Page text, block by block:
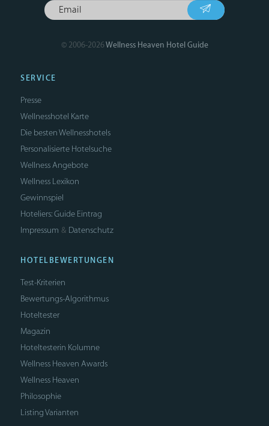
© 2006-2026Wellness Heaven Hotel Guide
SERVICE
Presse
Wellnesshotel Karte
Die besten Wellnesshotels
Personalisierte Hotelsuche
Wellness Angebote
Wellness Lexikon
Gewinnspiel
Hoteliers: Guide Eintrag
Impressum & Datenschutz
HOTELBEWERTUNGEN
Test-Kriterien
Bewertungs-Algorithmus
Hoteltester
Magazin
Hoteltesterin Kolumne
Wellness Heaven Awards
Wellness Heaven
Philosophie
Listing Varianten